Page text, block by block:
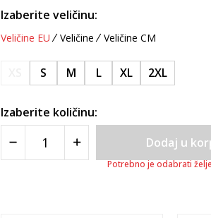
Izaberite veličinu:
Veličine EU Veličine Veličine CM
S M L XL 2XL
Izaberite količinu:
Dodaj u
Potrebno je odabrati